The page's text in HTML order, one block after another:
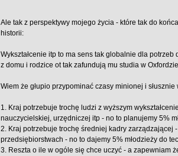
Ale tak z perspektywy mojego życia - które tak do
historii:
Wykształcenie itp to ma sens tak globalnie dla
z domu i rodzice ot tak zafundują mu studia w
Wiem że głupio przypominać czasy minionej i
1. Kraj potrzebuje trochę ludzi z wyższym
nauczycielskiej, urzędniczej itp - no to planujemy 5%
2. Kraj potrzebuje trochę średniej kadry zarządzającej
przedsiębiorstwach - no to dajemy 5% młodzieży do
3. Reszta o ile w ogóle się chce uczyć - a zapewniam